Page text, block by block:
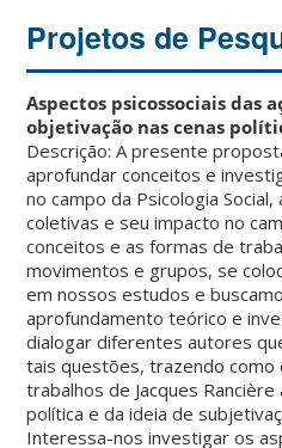
Projetos de
Aspectos psicossociais das
objetivação nas cenas
Descrição: A presente
aprofundar conceitos e
no campo da Psicologia
coletivas e seu impacto no
conceitos e as formas de
movimentos e grupos, se
em nossos estudos e
aprofundamento teórico e
dialogar diferentes autores
tais questões, trazendo
trabalhos de Jacques
política e da ideia de
Interessa-nos investigar os